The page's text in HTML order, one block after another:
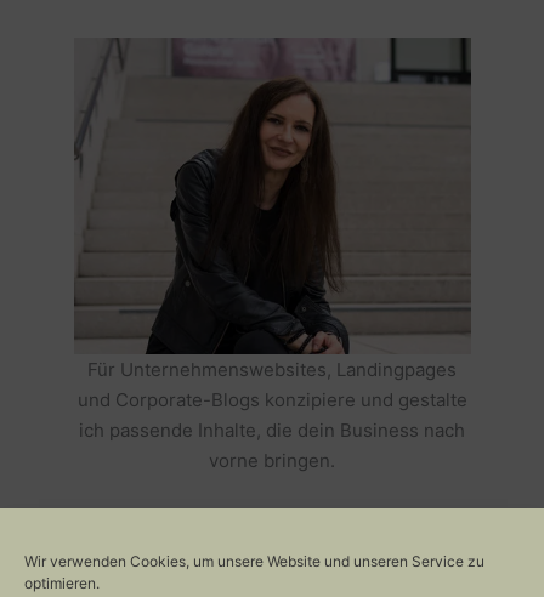
Wir verwenden Cookies, um unsere Website und unseren Service zu
optimieren.
Für Unternehmenswebsites, Landingpages
und Corporate-Blogs konzipiere und gestalte
ich passende Inhalte, die dein Business nach
vorne bringen.
ERFOLGREICH MACHEN >>